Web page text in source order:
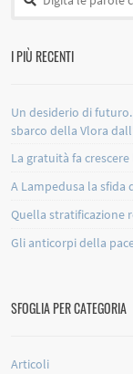
I PIÙ RECENTI
Un desiderio di
sbarco della Vlora
La gratuità fa
A Lampedusa la sfida
Quella stratificazione
Gli anticorpi della
SFOGLIA PER CATEGORIA
Articoli